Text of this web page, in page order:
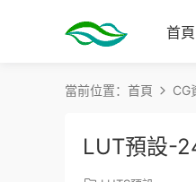
首頁
當前位置： 首頁 CG
LUT預設-